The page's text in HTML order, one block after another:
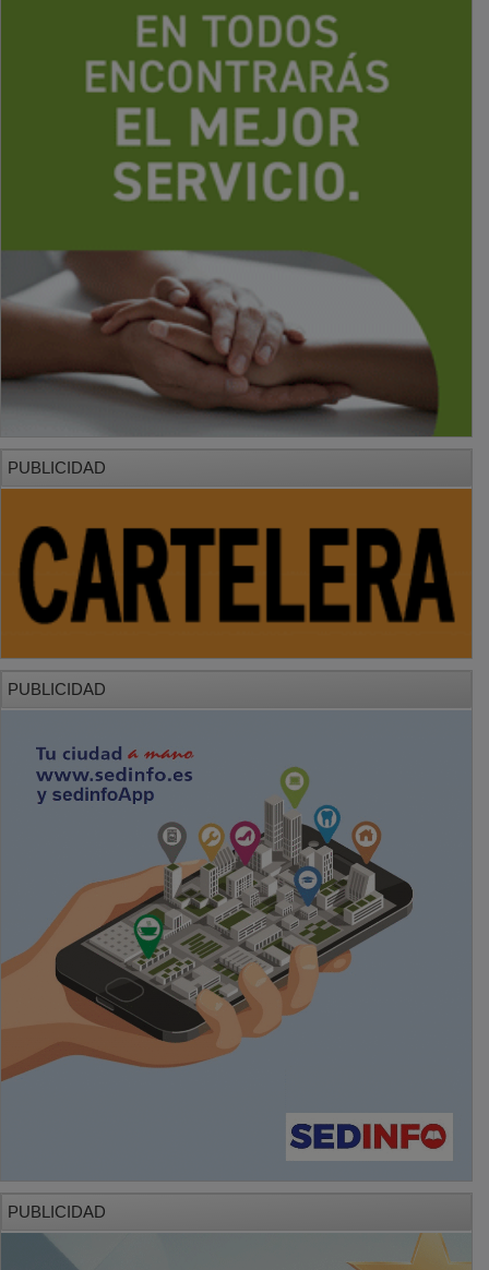
PUBLICIDAD
PUBLICIDAD
PUBLICIDAD